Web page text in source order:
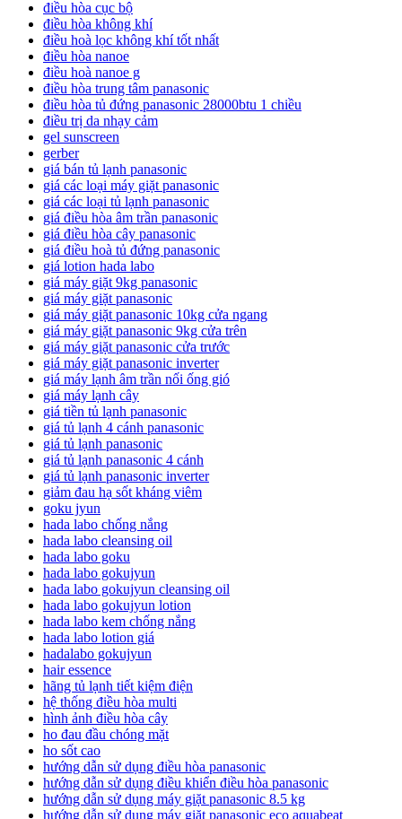
điều hòa cục bộ
điều hòa không khí
điều hoà lọc không khí tốt nhất
điều hòa nanoe
điều hoà nanoe g
điều hòa trung tâm panasonic
điều hòa tủ đứng panasonic 28000btu 1 chiều
điều trị da nhạy cảm
gel sunscreen
gerber
giá bán tủ lạnh panasonic
giá các loại máy giặt panasonic
giá các loại tủ lạnh panasonic
giá điều hòa âm trần panasonic
giá điều hòa cây panasonic
giá điều hoà tủ đứng panasonic
giá lotion hada labo
giá máy giặt 9kg panasonic
giá máy giặt panasonic
giá máy giặt panasonic 10kg cửa ngang
giá máy giặt panasonic 9kg cửa trên
giá máy giặt panasonic cửa trước
giá máy giặt panasonic inverter
giá máy lạnh âm trần nối ống gió
giá máy lạnh cây
giá tiền tủ lạnh panasonic
giá tủ lạnh 4 cánh panasonic
giá tủ lạnh panasonic
giá tủ lạnh panasonic 4 cánh
giá tủ lạnh panasonic inverter
giảm đau hạ sốt kháng viêm
goku jyun
hada labo chống nắng
hada labo cleansing oil
hada labo goku
hada labo gokujyun
hada labo gokujyun cleansing oil
hada labo gokujyun lotion
hada labo kem chống nắng
hada labo lotion giá
hadalabo gokujyun
hair essence
hãng tủ lạnh tiết kiệm điện
hệ thống điều hòa multi
hình ảnh điều hòa cây
ho đau đầu chóng mặt
ho sốt cao
hướng dẫn sử dụng điều hòa panasonic
hướng dẫn sử dụng điều khiển điều hòa panasonic
hướng dẫn sử dụng máy giặt panasonic 8.5 kg
hướng dẫn sử dụng máy giặt panasonic eco aquabeat